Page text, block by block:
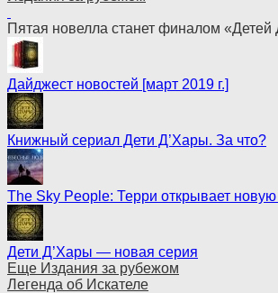
Пятая новелла станет финалом «Детей
Дайджест новостей [март 2019 г.]
Книжный сериал Дети Д’Хары. За что?
The Sky People: Терри открывает
Дети Д’Хары — новая серия
Еще Издания за рубежом
Легенда об Искателе